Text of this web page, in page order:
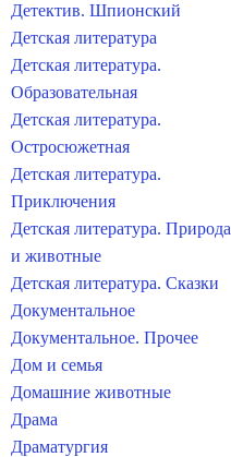
Детектив. Шпионский
Детская литература
Детская литература.
Образовательная
Детская литература.
Остросюжетная
Детская литература.
Приключения
Детская литература. Природа
и животные
Детская литература. Сказки
Документальное
Документальное. Прочее
Дом и семья
Домашние животные
Драма
Драматургия